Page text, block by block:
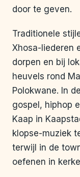
door te geven.
Traditionele
Xhosa-liederen
dorpen en bij
heuvels rond
Polokwane. In
gospel, hiphop
Kaap in
klopse-muziek
terwijl in de
oefenen in